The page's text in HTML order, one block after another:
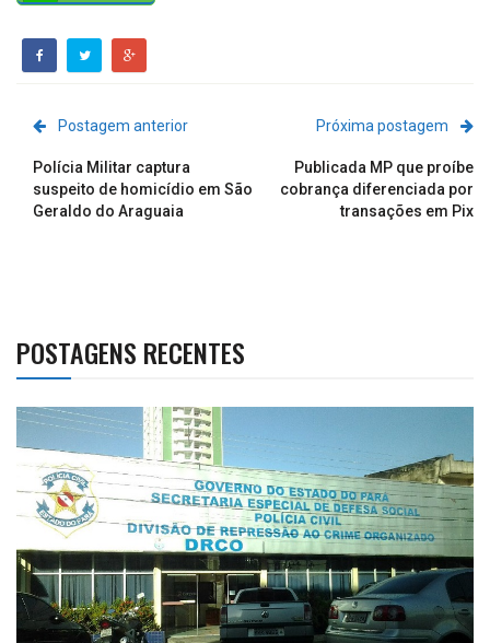
Postagem anterior
Polícia Militar captura
suspeito de homicídio em São
Geraldo do Araguaia
Próxima postagem
Publicada MP que proíbe
cobrança diferenciada por
transações em Pix
POSTAGENS RECENTES